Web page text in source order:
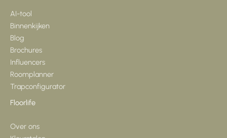
AI-tool
Binnenkijken
Blog
Brochures
Influencers
Roomplanner
Trapconfigurator
Floorlife
Over ons